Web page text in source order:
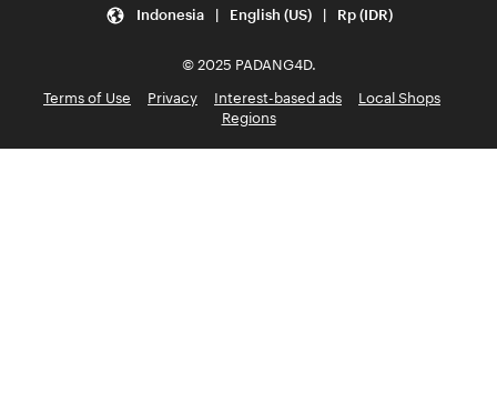
Indonesia | English (US) | Rp (IDR)
© 2025 PADANG4D.
Terms of Use
Privacy Interest-based ads
Local Shops
Regions